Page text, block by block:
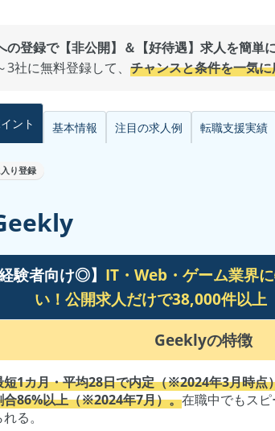
の登録で【非公開】＆【好待遇】求人を簡単
3社に無料登録して、 チャンスと条件を一気
ント 基本情報 注目の求人例 転職支援実績
り登録
経験者向け◎】 IT・Web・ゲーム業界
い！公開求人だけで38,000件以
Geeklyの特徴
短1カ月・平均28日で内定（※2024年3月時点
合86%以上（※2024年7月）。在職中でもス
れる。